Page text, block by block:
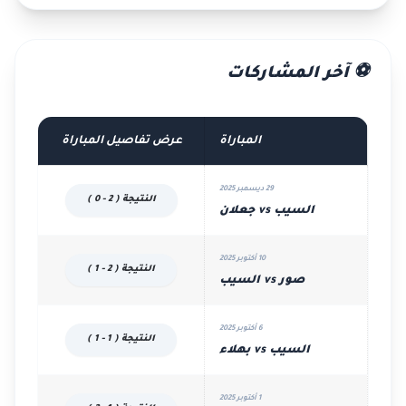
⚽ آخر المشاركات
المباراة عرض تفاصيل المباراة
29 ديسمبر 2025
السيب vs جعلان
النتيجة ( 2 - 0 )
10 أكتوبر 2025
صور vs السيب
النتيجة ( 2 - 1 )
6 أكتوبر 2025
السيب vs بهلاء
النتيجة ( 1 - 1 )
1 أكتوبر 2025